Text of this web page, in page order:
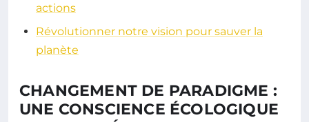
actions
Révolutionner notre vision pour sauver la
planète
CHANGEMENT DE PARADIGME :
UNE CONSCIENCE ÉCOLOGIQUE